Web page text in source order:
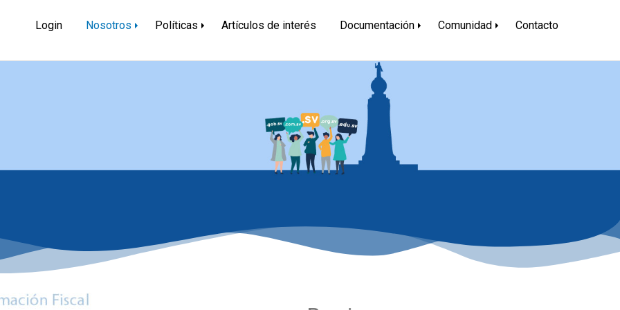
Login Nosotros Políticas Artículos de interés Documentación Comunidad Contacto